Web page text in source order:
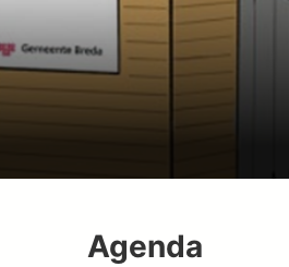
Agenda